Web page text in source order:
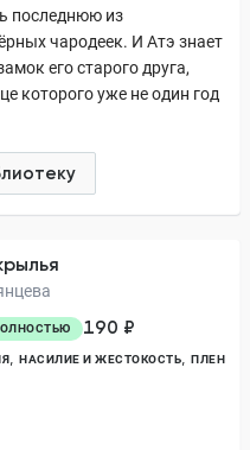
последнюю из
чародеек. И Атэ знает
его старого друга,
которого уже не один год
190 ₽
НАСИЛИЕ И ЖЕСТОКОСТЬ ПЛЕН